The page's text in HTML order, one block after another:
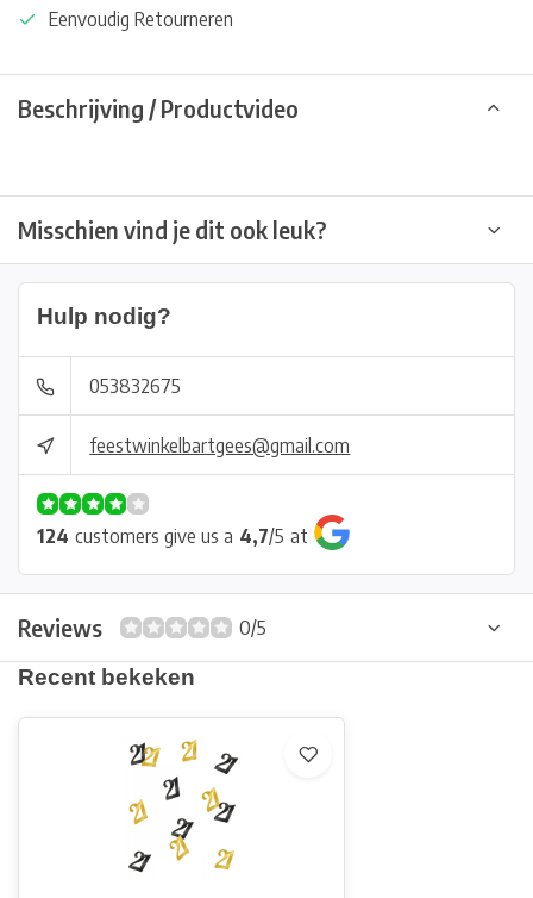
Eenvoudig Retourneren
Beschrijving / Productvideo
Misschien vind je dit ook leuk?
Hulp nodig?
053832675
feestwinkelbartgees@gmail.com
124 customers give us a 4,7/5 at
Reviews
0/5
Recent bekeken